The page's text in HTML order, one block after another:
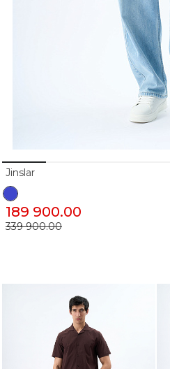
Jinslar
189 900.00
339 900.00